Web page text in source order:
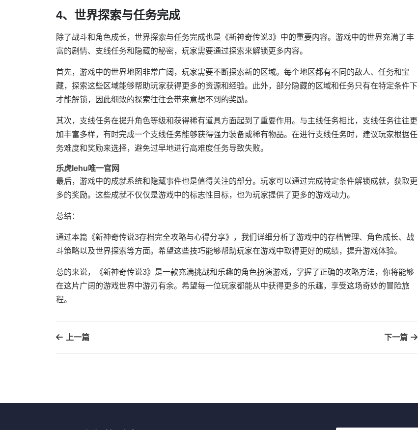
4、世界探索与任务完成
除了战斗和角色成长，世界探索与任务完成也是《新神奇传说3》中的重要内容。游戏中的世界充满了丰
富的剧情、支线任务和隐藏的秘密，玩家需要通过探索来解锁更多内容。
首先，游戏中的世界地图非常广阔，玩家需要不断探索新的区域。每个地区都有不同的敌人、任务和宝
藏，探索这些区域能够帮助玩家获得更多的资源和经验。此外，部分隐藏的区域和任务只有在特定条件下
才能解锁，因此细致的探索往往会带来意想不到的奖励。
其次，支线任务在提升角色等级和获得稀有道具方面起到了重要作用。与主线任务相比，支线任务往往更
加丰富多样，有时完成一个支线任务能够获得强力装备或稀有物品。在进行支线任务时，建议玩家根据任
务难度和奖励来选择，避免过早地进行高难度任务导致失败。
乐虎lehu唯一官网
最后，游戏中的成就系统和隐藏事件也是值得关注的部分。玩家可以通过完成特定条件解锁成就，获取更
多的奖励。这些成就不仅仅是游戏中的标志性目标，也为玩家提供了更多的游戏动力。
总结：
通过本篇《新神奇传说3存档完全攻略与心得分享》，我们详细分析了游戏中的存档管理、角色成长、战
斗策略以及世界探索等方面。希望这些技巧能够帮助玩家在游戏中取得更好的成绩，提升游戏体验。
总的来说，《新神奇传说3》是一款充满挑战和乐趣的角色扮演游戏，掌握了正确的攻略方法，你将能够
在这片广阔的游戏世界中游刃有余。希望每一位玩家都能从中获得更多的乐趣，享受这场奇妙的冒险旅
程。
上一篇 下一篇